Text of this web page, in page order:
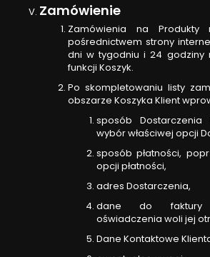
Zamówienie
Zamówienia na Produkty
pośrednictwem strony
dni w tygodniu i 24 godziny
funkcji Koszyk.
Po skompletowaniu listy
obszarze Koszyka Klient
sposób Dostarczenia
wybór właściwej opcji
sposób płatności,
opcji płatności,
adres Dostarczenia,
dane do faktury
oświadczenia woli jej
Dane Kontaktowe